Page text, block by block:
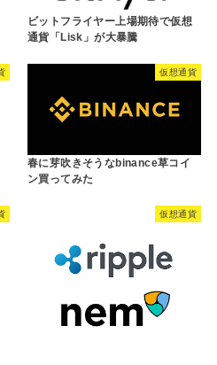
ビットフライヤー上場期待で仮想
通貨「Lisk」が大暴騰
仮想通貨
春に芽吹きそうなbinance草コイ
ン買ってみた
仮想通貨